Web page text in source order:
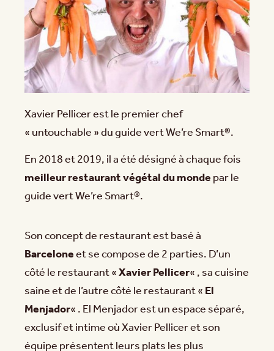
Xavier Pellicer est le premier chef
« untouchable » du guide vert We’re Smart®.
En 2018 et 2019, il a été désigné à chaque fois
meilleur restaurant végétal du mondepar le
guide vert We’re Smart®.
Son concept de restaurant est basé à
Barceloneet se compose de 2 parties. D’un
côté le restaurant «Xavier Pellicer« , sa cuisine
saine et de l’autre côté le restaurant «El
Menjador« . El Menjador est un espace séparé,
exclusif et intime où Xavier Pellicer et son
équipe présentent leurs plats les plus